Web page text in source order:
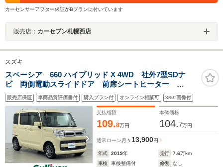
カーセンサーアフター保証がBプランに付いています
販売店： カーセブン札幌西店
スズキ
スペーシア 660 ハイブリッド X 4WD 社外7型SDナ
ビ 両側電動スライドドア 前席シートヒーター
ETC 前方ドライブレコーダー LEDオートライト プ
ッシュスタート スマートキー 衝突被害軽減ブレー
キ オートハイビーム レーンアシスト
販売店保証 車両品質評価書付 購入プラン付 オンライン相談可 360°画像付
支払総額
109.8万円
本体価格
104.7万円
通常ローン 月々13,900円
年式 2019年 走行 7.6万km
車検
車検整備付 修復
なし